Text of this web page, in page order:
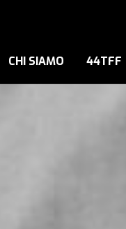
CHI SIAMO 44TFF